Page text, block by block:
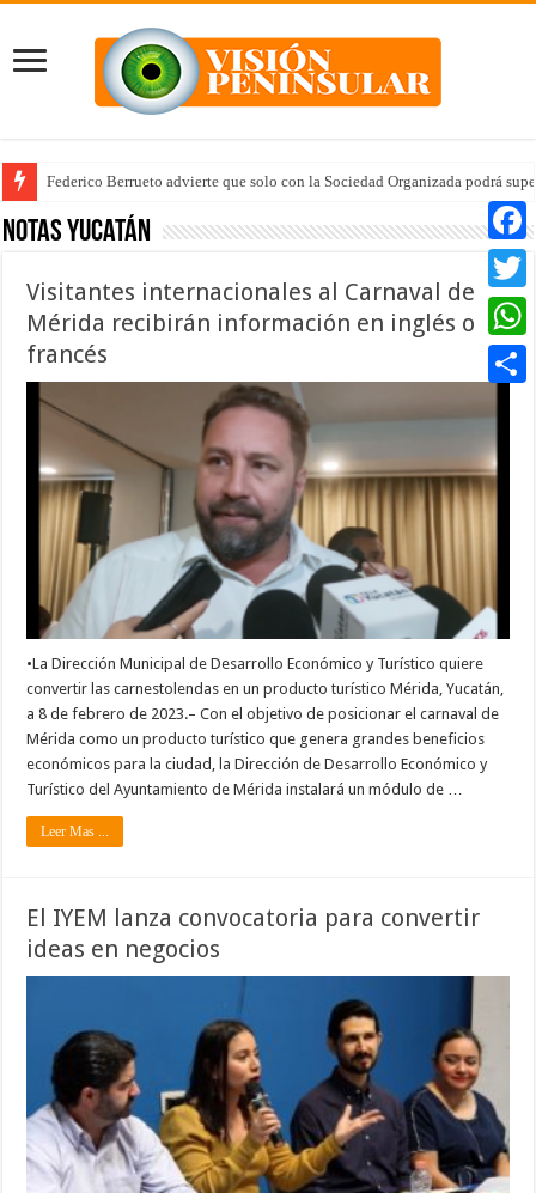
Federico Berrueto advierte que solo con la Sociedad Organizada podrá
Arrancan la tercera etapa de Médico 24/7
Notas Yucatán
Visitantes internacionales al Carnaval de
Mérida recibirán información en inglés o
francés
•La Dirección Municipal de Desarrollo Económico y Turístico quiere
convertir las carnestolendas en un producto turístico Mérida, Yucatán,
a 8 de febrero de 2023.– Con el objetivo de posicionar el carnaval de
Mérida como un producto turístico que genera grandes beneficios
económicos para la ciudad, la Dirección de Desarrollo Económico y
Turístico del Ayuntamiento de Mérida instalará un módulo de …
Leer Mas ...
El IYEM lanza convocatoria para convertir
ideas en negocios
Twitter